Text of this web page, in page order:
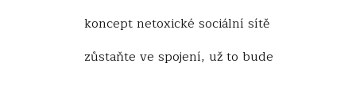
koncept netoxické sociální sítě
zůstaňte ve spojení, už to bude